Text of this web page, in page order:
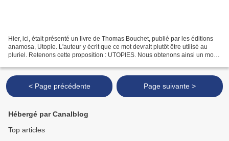
Hier, ici, était présenté un livre de Thomas Bouchet, publié par les éditions
anamosa, Utopie. L'auteur y écrit que ce mot devrait plutôt être utilisé au
pluriel. Retenons cette proposition : UTOPIES. Nous obtenons ainsi un mot
< Page précédente Page suivante >
Hébergé par Canalblog
Top articles